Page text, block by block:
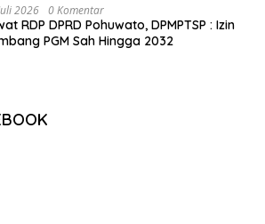
2026 0 Komentar
RDP DPRD Pohuwato, DPMPTSP : Izin
PGM Sah Hingga 2032